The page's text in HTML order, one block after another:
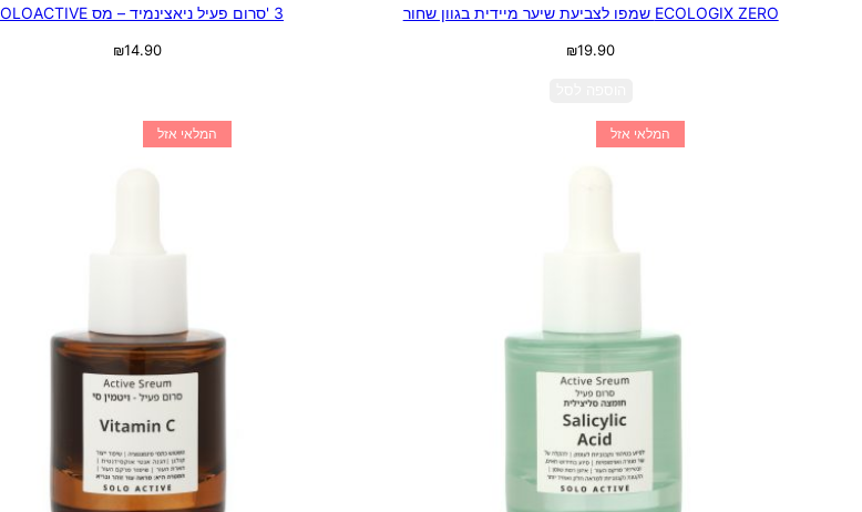
ECOLOGIX ZERO שמפו לצביעת שיער מיידית בגוון שחור
₪19.90
3 'סרום פעיל ניאצינמיד – מס SOLOACTIVE
₪14.90
המלאי אזל המלאי אזל